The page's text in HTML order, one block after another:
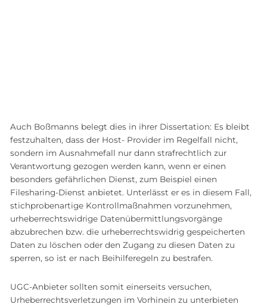
Auch Boßmanns belegt dies in ihrer Dissertation: Es bleibt
festzuhalten, dass der Host- Provider im Regelfall nicht,
sondern im Ausnahmefall nur dann strafrechtlich zur
Verantwortung gezogen werden kann, wenn er einen
besonders gefährlichen Dienst, zum Beispiel einen
Filesharing-Dienst anbietet. Unterlässt er es in diesem Fall,
stichprobenartige Kontrollmaßnahmen vorzunehmen,
urheberrechtswidrige Datenübermittlungsvorgänge
abzubrechen bzw. die urheberrechtswidrig gespeicherten
Daten zu löschen oder den Zugang zu diesen Daten zu
sperren, so ist er nach Beihilferegeln zu bestrafen.
UGC-Anbieter sollten somit einerseits versuchen,
Urheberrechtsverletzungen im Vorhinein zu unterbieten